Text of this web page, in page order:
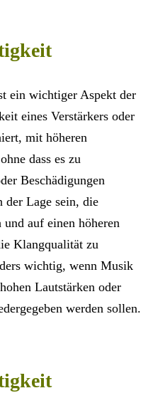
ein wichtiger Aspekt der
eines Verstärkers oder
mit höheren
dass es zu
Beschädigungen
der Lage sein, die
auf einen höheren
Klangqualität zu
wichtig, wenn Musik
Lautstärken oder
werden sollen.